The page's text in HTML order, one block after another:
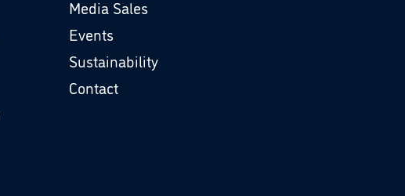
Media Sales
Events
Sustainability
Contact